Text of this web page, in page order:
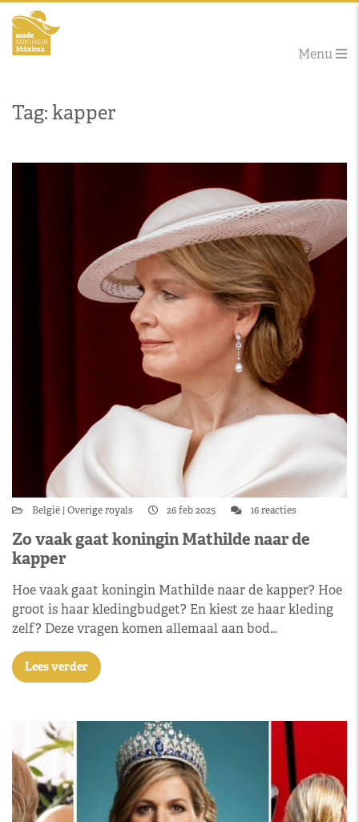
Menu
Tag: kapper
België Overige royals 26 feb 2025 16 reacties
Zo vaak gaat koningin Mathilde naar de
kapper
Hoe vaak gaat koningin Mathilde naar de kapper? Hoe
groot is haar kledingbudget? En kiest ze haar kleding
zelf? Deze vragen komen allemaal aan bod…
Lees verder